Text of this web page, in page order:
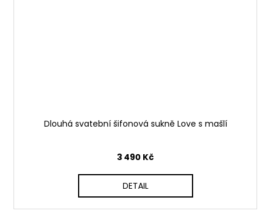
Dlouhá svatební šifonová sukně Love s mašlí
3 490 Kč
DETAIL